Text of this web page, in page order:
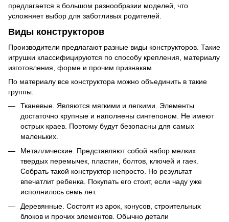
предлагается в большом разнообразии моделей, что
усложняет выбор для заботливых родителей.
Виды конструкторов
Производители предлагают разные виды конструкторов. Такие
игрушки классифицируются по способу крепления, материалу
изготовления, форме и прочим признакам.
По материалу все конструктора можно объединить в такие
группы:
Тканевые. Являются мягкими и легкими. Элементы
достаточно крупные и наполнены синтепоном. Не имеют
острых краев. Поэтому будут безопасны для самых
маленьких.
Металлические. Представляют собой набор мелких
твердых перемычек, пластин, болтов, ключей и гаек.
Собрать такой конструктор непросто. Но результат
впечатлит ребенка. Покупать его стоит, если чаду уже
исполнилось семь лет.
Деревянные. Состоят из арок, конусов, строительных
блоков и прочих элементов. Обычно детали